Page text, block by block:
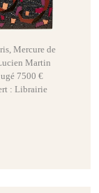
Mercure de
Martin
7500 €
: Librairie